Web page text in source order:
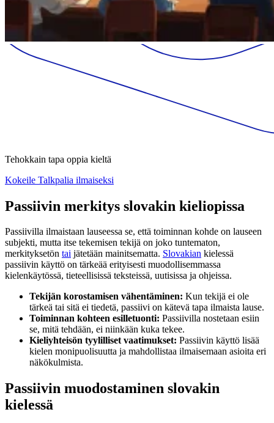
Tehokkain tapa oppia kieltä
Kokeile Talkpalia ilmaiseksi
Passiivin merkitys slovakin kieliopissa
Passiivilla ilmaistaan lauseessa se, että toiminnan kohde on lauseen
subjekti, mutta itse tekemisen tekijä on joko tuntematon,
merkityksetön tai jätetään mainitsematta. Slovakian kielessä
passiivin käyttö on tärkeää erityisesti muodollisemmassa
kielenkäytössä, tieteellisissä teksteissä, uutisissa ja ohjeissa.
Tekijän korostamisen vähentäminen: Kun tekijä ei ole
tärkeä tai sitä ei tiedetä, passiivi on kätevä tapa ilmaista lause.
Toiminnan kohteen esilletuonti: Passiivilla nostetaan esiin
se, mitä tehdään, ei niinkään kuka tekee.
Kieliyhteisön tyylilliset vaatimukset: Passiivin käyttö lisää
kielen monipuolisuutta ja mahdollistaa ilmaisemaan asioita eri
näkökulmista.
Passiivin muodostaminen slovakin
kielessä